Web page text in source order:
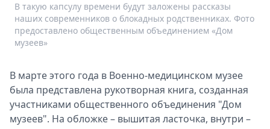
В такую капсулу времени будут заложены рассказы
наших современников о блокадных родственниках. Фото
предоставлено общественным объединением «Дом
музеев»
В марте этого года в Военно-медицинском музее
была представлена рукотворная книга, созданная
участниками общественного объединения "Дом
музеев". На обложке – вышитая ласточка, внутри –